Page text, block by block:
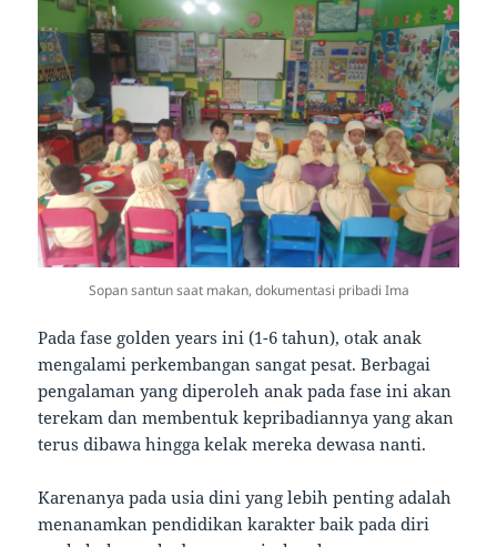
Sopan santun saat makan, dokumentasi pribadi Ima
Pada fase golden years ini (1-6 tahun), otak anak
mengalami perkembangan sangat pesat. Berbagai
pengalaman yang diperoleh anak pada fase ini akan
terekam dan membentuk kepribadiannya yang akan
terus dibawa hingga kelak mereka dewasa nanti.
Karenanya pada usia dini yang lebih penting adalah
menanamkan pendidikan karakter baik pada diri